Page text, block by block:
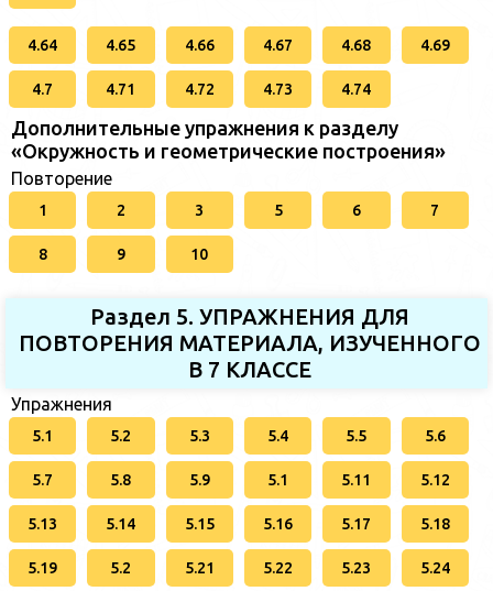
4.64 4.65 4.66 4.67 4.68 4.69
4.7 4.71 4.72 4.73 4.74
Дополнительные упражнения к разделу
«Окружность и геометрические построения»
Повторение
1 2 3 5 6 7
8 9 10
Раздел 5. УПРАЖНЕНИЯ ДЛЯ
ПОВТОРЕНИЯ МАТЕРИАЛА, ИЗУЧЕННОГО
В 7 КЛАССЕ
Упражнения
5.1 5.2 5.3 5.4 5.5 5.6
5.7 5.8 5.9 5.1 5.11 5.12
5.13 5.14 5.15 5.16 5.17 5.18
5.19 5.2 5.21 5.22 5.23 5.24